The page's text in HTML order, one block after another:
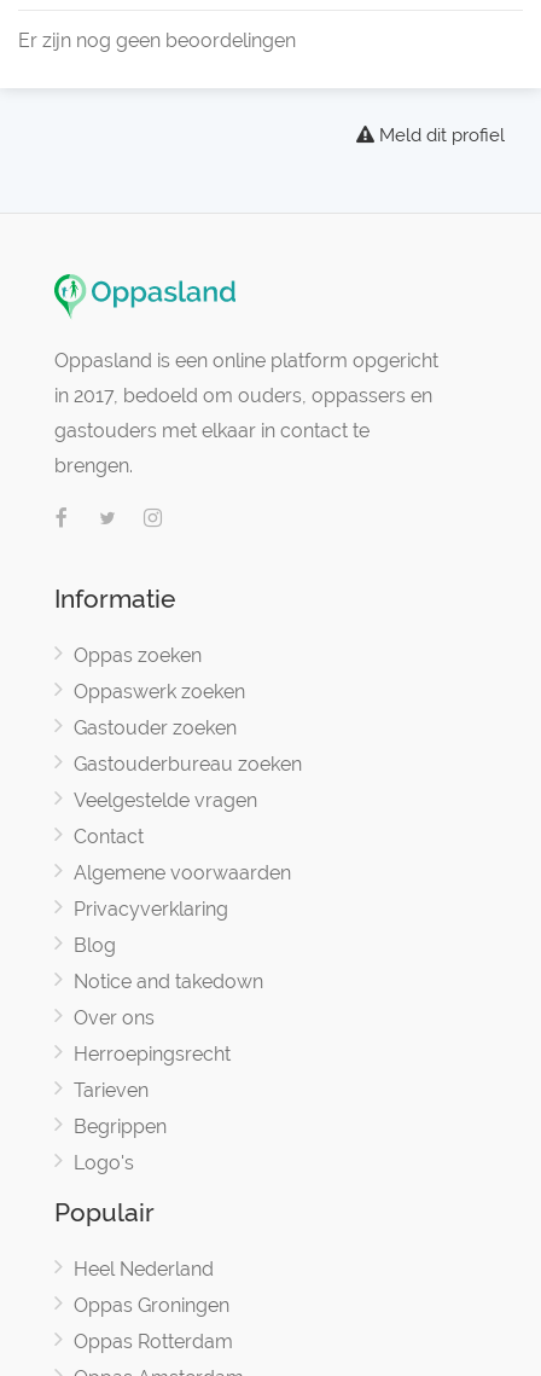
Er zijn nog geen beoordelingen
Meld dit profiel
Oppasland is een online platform opgericht
in 2017, bedoeld om ouders, oppassers en
gastouders met elkaar in contact te
brengen.
Informatie
Oppas zoeken
Oppaswerk zoeken
Gastouder zoeken
Gastouderbureau zoeken
Veelgestelde vragen
Contact
Algemene voorwaarden
Privacyverklaring
Blog
Notice and takedown
Over ons
Herroepingsrecht
Tarieven
Begrippen
Logo's
Populair
Heel Nederland
Oppas Groningen
Oppas Rotterdam